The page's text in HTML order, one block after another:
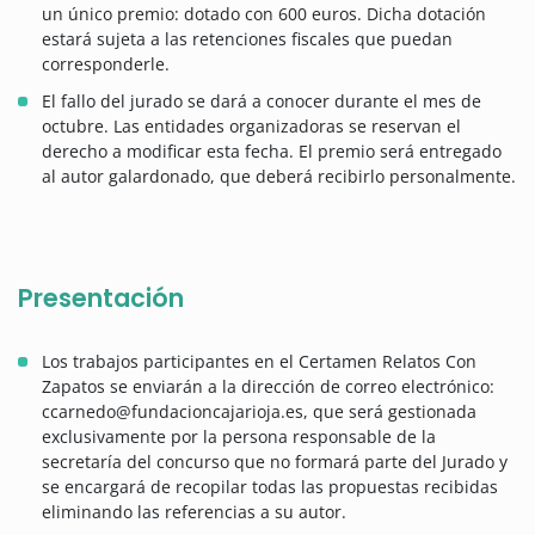
un único premio: dotado con 600 euros. Dicha dotación
estará sujeta a las retenciones fiscales que puedan
corresponderle.
El fallo del jurado se dará a conocer durante el mes de
octubre. Las entidades organizadoras se reservan el
derecho a modificar esta fecha. El premio será entregado
al autor galardonado, que deberá recibirlo personalmente.
Presentación
Los trabajos participantes en el Certamen Relatos Con
Zapatos se enviarán a la dirección de correo electrónico:
ccarnedo@fundacioncajarioja.es, que será gestionada
exclusivamente por la persona responsable de la
secretaría del concurso que no formará parte del Jurado y
se encargará de recopilar todas las propuestas recibidas
eliminando las referencias a su autor.